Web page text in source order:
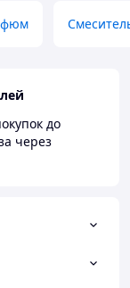
до
через